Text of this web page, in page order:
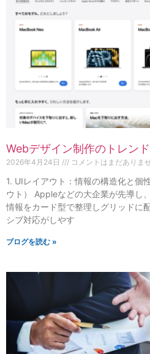
Webデザイン制作のトレンド
2026年4月24日 コメントはまだありま
1. UIレイアウト：情報の構造化と個
ウト） Appleなどの大企業が先導し
情報をカード型で整理しグリッドに
シブ対応がしやす
ブログを読む »